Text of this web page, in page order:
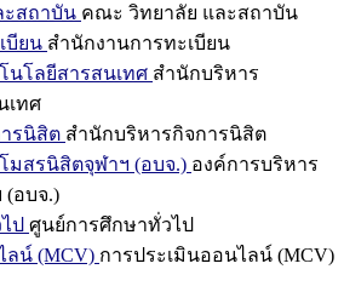
สถาบัน คณะ วิทยาลัย และสถาบัน
บียน สำนักงานการทะเบียน
นโลยีสารสนเทศ สำนักบริหาร
เทศ
รนิสิต สำนักบริหารกิจการนิสิต
มสรนิสิตจุฬาฯ (อบจ.) องค์การบริหาร
(อบจ.)
ป ศูนย์การศึกษาทั่วไป
ลน์ (MCV) การประเมินออนไลน์ (MCV)